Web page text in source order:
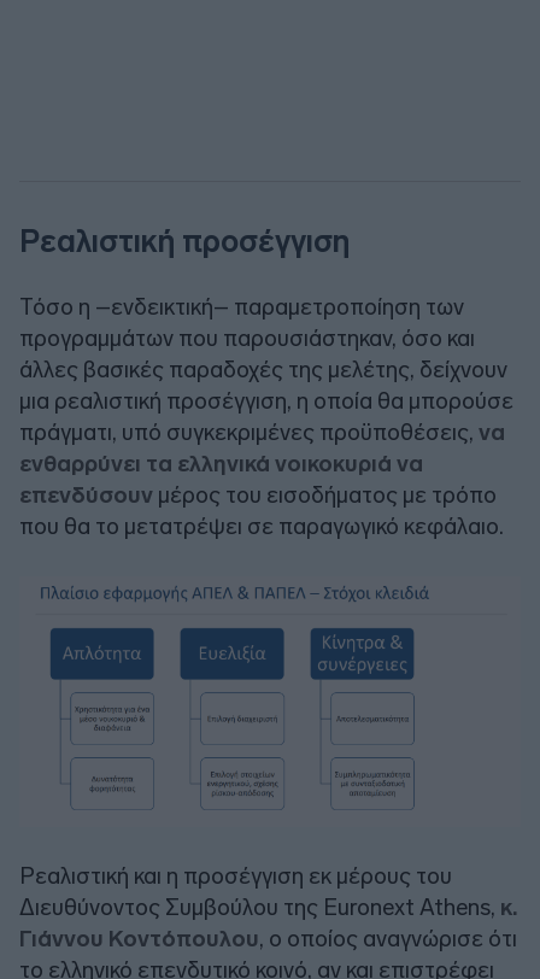
Ρεαλιστική προσέγγιση
Τόσο η –ενδεικτική– παραμετροποίηση των
προγραμμάτων που παρουσιάστηκαν, όσο και
άλλες βασικές παραδοχές της μελέτης, δείχνουν
μια ρεαλιστική προσέγγιση, η οποία θα μπορούσε
πράγματι, υπό συγκεκριμένες προϋποθέσεις, να
ενθαρρύνει τα ελληνικά νοικοκυριά να
επενδύσουν μέρος του εισοδήματος με τρόπο
που θα το μετατρέψει σε παραγωγικό κεφάλαιο.
Ρεαλιστική και η προσέγγιση εκ μέρους του
Διευθύνοντος Συμβούλου της Euronext Athens, κ.
Γιάννου Κοντόπουλου, ο οποίος αναγνώρισε ότι
το ελληνικό επενδυτικό κοινό, αν και επιστρέφει